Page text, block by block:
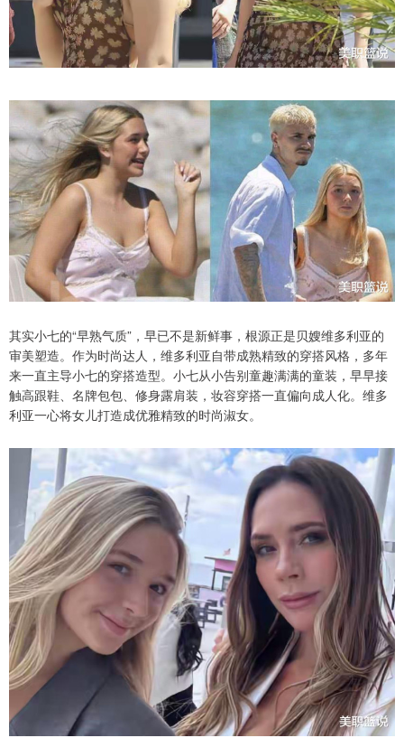
其实小七的“早熟气质”，早已不是新鲜事，根源正是贝嫂维多利亚的
审美塑造。作为时尚达人，维多利亚自带成熟精致的穿搭风格，多年
来一直主导小七的穿搭造型。小七从小告别童趣满满的童装，早早接
触高跟鞋、名牌包包、修身露肩装，妆容穿搭一直偏向成人化。维多
利亚一心将女儿打造成优雅精致的时尚淑女。